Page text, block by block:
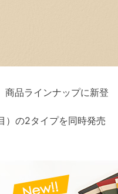
商品ラインナップに新登
）の2タイプを同時発売